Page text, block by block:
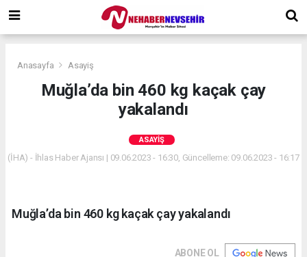
Anasayfa Asayiş
Muğla’da bin 460 kg kaçak çay
yakalandı
ASAYIŞ
(İHA) - İhlas Haber Ajansı | 09.06.2023 - 16:30, Güncelleme: 09.06.2023 - 16:17
Muğla’da bin 460 kg kaçak çay yakalandı
ABONE OL